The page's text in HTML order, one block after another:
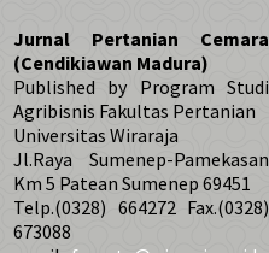
Jurnal Pertanian Cemara
(Cendikiawan Madura)
Published by Program Studi
Agribisnis Fakultas Pertanian
Universitas Wiraraja
Jl.Raya Sumenep-Pamekasan
Km 5 Patean Sumenep 69451
Telp.(0328) 664272 Fax.(0328)
673088